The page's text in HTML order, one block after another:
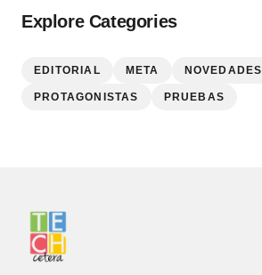
Explore Categories
EDITORIAL META NOVEDADES
PROTAGONISTAS PRUEBAS